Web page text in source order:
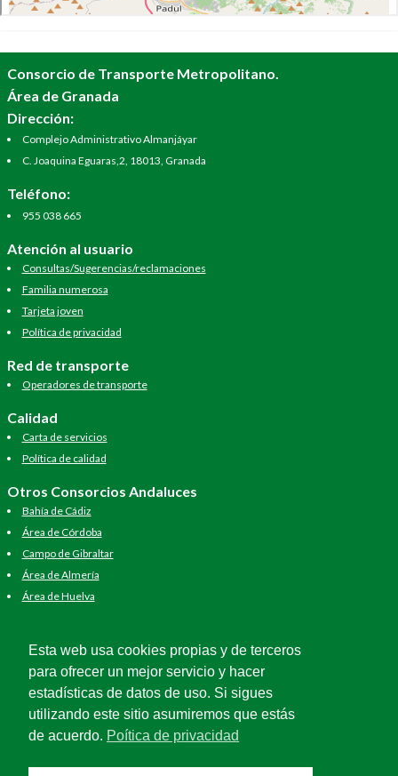
Consorcio de Transporte Metropolitano.
Área de Granada
Dirección:
Complejo Administrativo Almanjáyar
C. Joaquina Eguaras,2, 18013, Granada
Teléfono:
955 038 665
Atención al usuario
Consultas/Sugerencias/reclamaciones
Familia numerosa
Tarjeta joven
Política de privacidad
Red de transporte
Operadores de transporte
Calidad
Carta de servicios
Política de calidad
Otros Consorcios Andaluces
Bahía de Cádiz
Área de Córdoba
Campo de Gibraltar
Área de Almería
Área de Huelva
Esta web usa cookies propias y de terceros
para ofrecer un mejor servicio y hacer
estadísticas de datos de uso. Si sigues
utilizando este sitio asumiremos que estás
de acuerdo. Poítica de privacidad